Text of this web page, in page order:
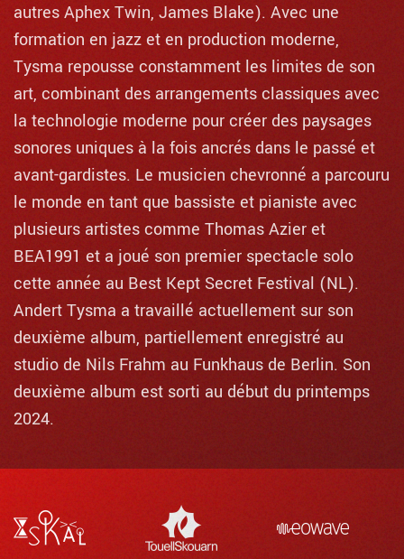
autres Aphex Twin, James Blake). Avec une
formation en jazz et en production moderne,
Tysma repousse constamment les limites de son
art, combinant des arrangements classiques avec
la technologie moderne pour créer des paysages
sonores uniques à la fois ancrés dans le passé et
avant-gardistes. Le musicien chevronné a parcouru
le monde en tant que bassiste et pianiste avec
plusieurs artistes comme Thomas Azier et
BEA1991 et a joué son premier spectacle solo
cette année au Best Kept Secret Festival (NL).
Andert Tysma a travaillé actuellement sur son
deuxième album, partiellement enregistré au
studio de Nils Frahm au Funkhaus de Berlin. Son
deuxième album est sorti au début du printemps
2024.